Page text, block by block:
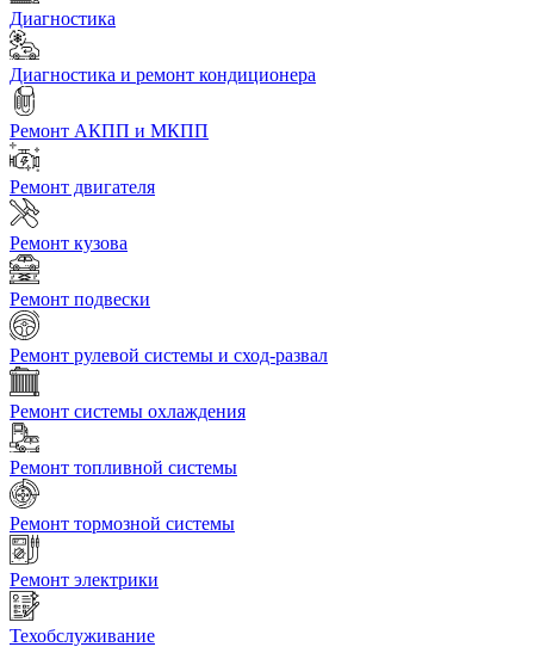
Диагностика
Диагностика и ремонт кондиционера
Ремонт АКПП и МКПП
Ремонт двигателя
Ремонт кузова
Ремонт подвески
Ремонт рулевой системы и сход-развал
Ремонт системы охлаждения
Ремонт топливной системы
Ремонт тормозной системы
Ремонт электрики
Техобслуживание